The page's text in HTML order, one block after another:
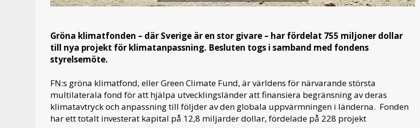
Gröna klimatfonden – där Sverige är en stor givare – har fördelat 755 miljoner dollar
till nya projekt för klimatanpassning. Besluten togs i samband med fondens
styrelsemöte.
FN:s gröna klimatfond, eller Green Climate Fund, är världens för närvarande största
multilaterala fond för att hjälpa utvecklingsländer att finansiera begränsning av deras
klimatavtryck och anpassning till följder av den globala uppvärmningen i länderna. Fonden
har ett totalt investerat kapital på 12,8 miljarder dollar, fördelade på 228 projekt